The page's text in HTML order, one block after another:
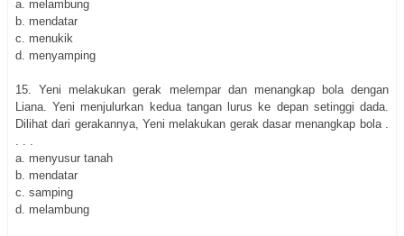
a. melambung
b. mendatar
c. menukik
d. menyamping
15. Yeni melakukan gerak melempar dan menangkap bola dengan
Liana. Yeni menjulurkan kedua tangan lurus ke depan setinggi dada.
Dilihat dari gerakannya, Yeni melakukan gerak dasar menangkap bola .
. . .
a. menyusur tanah
b. mendatar
c. samping
d. melambung